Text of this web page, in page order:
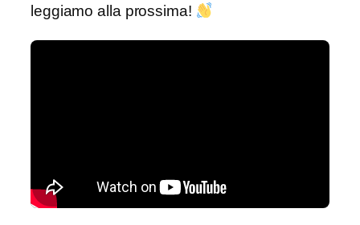
leggiamo alla prossima!